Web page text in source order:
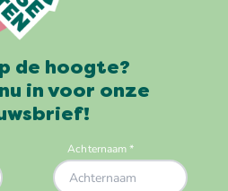
de hoogte?
in voor onze